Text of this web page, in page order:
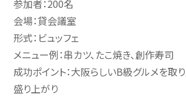
参加者：200名
会場：貸会議室
形式：ビュッフェ
メニュー例：串カツ、たこ焼き、創作寿司
成功ポイント：大阪らしいB級グルメを取
盛り上がり